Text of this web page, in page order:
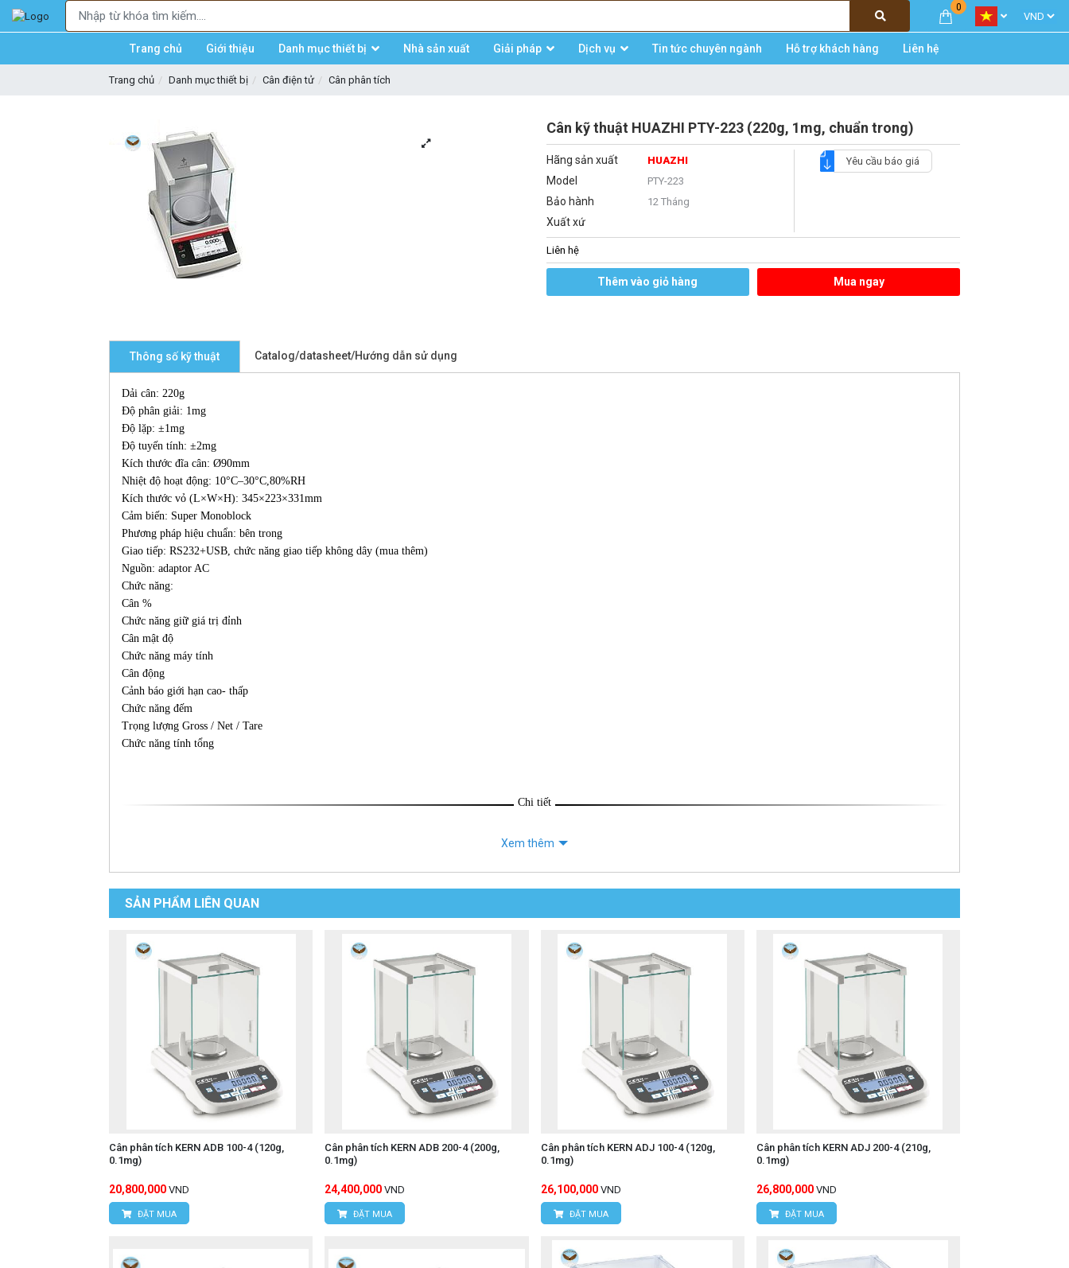
0
Trang chủ Giới thiệu Danh mục thiết bị Nhà sản xuất Giải pháp Dịch vụ Tin tức chuyên ngành Hỗ trợ khách hàng Liên hệ
Trang chủ Danh mục thiết bị Cân điện tử Cân phân tích
Cân kỹ thuật HUAZHI PTY-223 (220g, 1mg, chuẩn trong)
Hãng sản xuất HUAZHI
Model PTY-223
Bảo hành 12 Tháng
Xuất xứ
Yêu cầu báo giá
Liên hệ
Thêm vào giỏ hàng Mua ngay
Thông số kỹ thuật Catalog/datasheet/Hướng dẫn sử dụng
Dải cân: 220g
Độ phân giải: 1mg
Độ lặp: ±1mg
Độ tuyến tính: ±2mg
Kích thước đĩa cân: Ø90mm
Nhiệt độ hoạt động: 10°C–30°C,80%RH
Kích thước vỏ (L×W×H): 345×223×331mm
Cảm biến: Super Monoblock
Phương pháp hiệu chuẩn: bên trong
Giao tiếp: RS232+USB, chức năng giao tiếp không dây (mua thêm)
Nguồn: adaptor AC
Chức năng:
Cân %
Chức năng giữ giá trị đỉnh
Cân mật độ
Chức năng máy tính
Cân động
Cảnh báo giới hạn cao- thấp
Chức năng đếm
Trọng lượng Gross / Net / Tare
Chức năng tính tổng
Chi tiết
Xem thêm
SẢN PHẨM LIÊN QUAN
Cân phân tích KERN ADB 100-4 (120g,
0.1mg)
20,800,000 VND
ĐẶT MUA
Cân phân tích KERN ADB 200-4 (200g,
0.1mg)
24,400,000 VND
ĐẶT MUA
Cân phân tích KERN ADJ 100-4 (120g,
0.1mg)
26,100,000 VND
ĐẶT MUA
Cân phân tích KERN ADJ 200-4 (210g,
0.1mg)
26,800,000 VND
ĐẶT MUA